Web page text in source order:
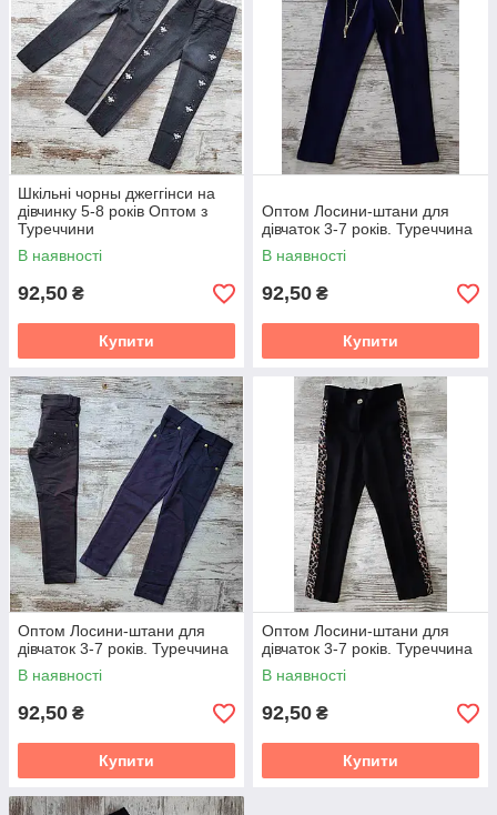
Шкільні чорны джеггінси на
дівчинку 5-8 років Оптом з
Туреччини
В наявності
92,50 ₴
Купити
Оптом Лосини-штани для
дівчаток 3-7 років. Туреччина
В наявності
92,50 ₴
Купити
Оптом Лосини-штани для
дівчаток 3-7 років. Туреччина
В наявності
92,50 ₴
Купити
Оптом Лосини-штани для
дівчаток 3-7 років. Туреччина
В наявності
92,50 ₴
Купити